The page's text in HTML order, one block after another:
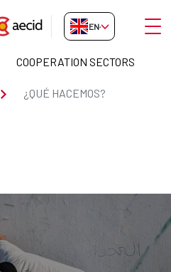
EN-GB
COOPERATION SECTORS
¿QUÉ HACEMOS?